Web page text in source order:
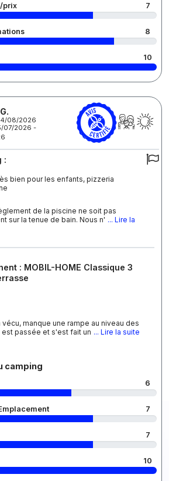
prix 7
8
10
08/2026
07/2026 -
:
bien pour les enfants, pizzeria
de la piscine ne soit pas
sur la tenue de bain. Nous n' ... Lire la
: MOBIL-HOME Classique 3
manque une rampe au niveau des
est passée et s'est fait un ... Lire la suite
camping
6
7
7
10